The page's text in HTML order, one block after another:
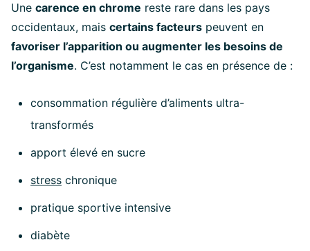
Une carence en chrome reste rare dans les pays
occidentaux, mais certains facteurs peuvent en
favoriser l’apparition ou augmenter les besoins de
l’organisme. C’est notamment le cas en présence de :
consommation régulière d’aliments ultra-
transformés
apport élevé en sucre
stress chronique
pratique sportive intensive
diabète